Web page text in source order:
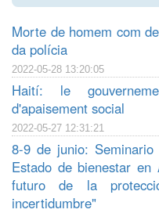
Morte de homem com
da polícia
2022-05-28 13:20:05
Haití: le
d'apaisement social
2022-05-27 12:31:21
8-9 de junio:
Estado de bienestar
futuro de la
incertidumbre"